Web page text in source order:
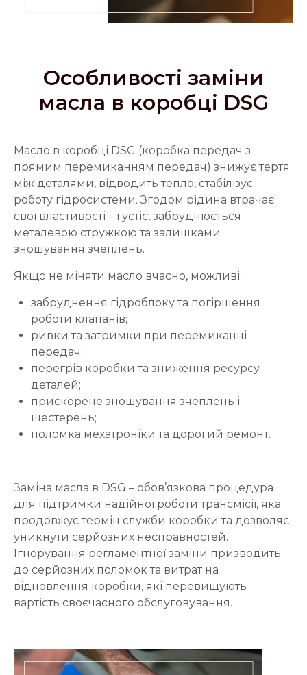
Особливості заміни
масла в коробці DSG
Масло в коробці DSG (коробка передач з
прямим перемиканням передач) знижує тертя
між деталями, відводить тепло, стабілізує
роботу гідросистеми. Згодом рідина втрачає
свої властивості – густіє, забруднюється
металевою стружкою та залишками
зношування зчеплень.
Якщо не міняти масло вчасно, можливі:
забруднення гідроблоку та погіршення
роботи клапанів;
ривки та затримки при перемиканні
передач;
перегрів коробки та зниження ресурсу
деталей;
прискорене зношування зчеплень і
шестерень;
поломка мехатроніки та дорогий ремонт.
Заміна масла в DSG – обов’язкова процедура
для підтримки надійної роботи трансмісії, яка
продовжує термін служби коробки та дозволяє
уникнути серйозних несправностей.
Ігнорування регламентної заміни призводить
до серйозних поломок та витрат на
відновлення коробки, які перевищують
вартість своєчасного обслуговування.